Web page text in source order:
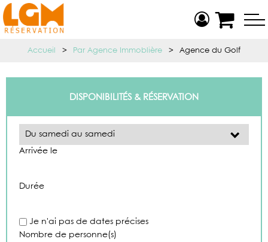
Accueil > Par Agence Immoblière > Agence du Golf
DISPONIBILITÉS & RÉSERVATION
Arrivée le
Durée
Je n'ai pas de dates précises
Nombre de personne(s)